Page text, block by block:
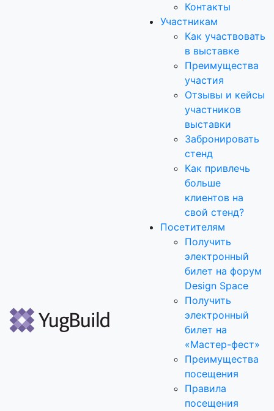
Контакты
Участникам
Как участвовать
в выставке
Преимущества
участия
Отзывы и кейсы
участников
выставки
Забронировать
стенд
Как привлечь
больше
клиентов на
свой стенд?
Посетителям
Получить
электронный
билет на форум
Design Space
Получить
электронный
билет на
«Мастер-фест»
Преимущества
посещения
Правила
посещения